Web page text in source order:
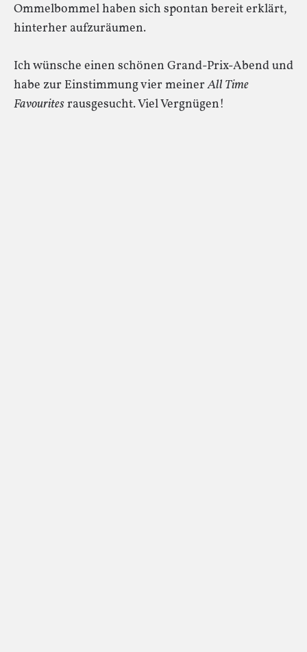
Ommelbommel haben sich spontan bereit erklärt,
hinterher aufzuräumen.
Ich wünsche einen schönen Grand-Prix-Abend und
habe zur Einstimmung vier meinerAll Time
Favouritesrausgesucht. Viel Vergnügen!